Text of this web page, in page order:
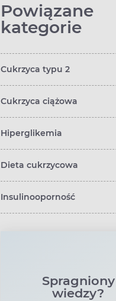
Powiązane
kategorie
Cukrzyca typu 2
Cukrzyca ciążowa
Hiperglikemia
Dieta cukrzycowa
Insulinooporność
Spragniony
wiedzy?